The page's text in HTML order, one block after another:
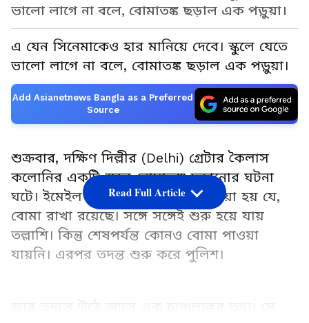
ভালো লাগে না বলে, বোমাতঙ্ক ছড়াল এক পড়ুয়া।
এ যেন সিনেমাকেও হার মানিয়ে দেবে। স্কুলে যেতে
ভালো লাগে না বলে, বোমাতঙ্ক ছড়াল এক পড়ুয়া।
Add Asianetnews Bangla as a Preferred
Source
শুক্রবার, দক্ষিণ দিল্লীর (Delhi) গ্রেটার কৈলাস
কলোনির একটি স্কুলে বোমাতঙ্ক ছড়ানোর ঘটনা
ঘটে। ইমেইল করে ঐ স্কুলে হুমকি দেওয়া হয় যে,
বোমা রাখা রয়েছে। সঙ্গে সঙ্গেই শুরু হয়ে যায়
তল্লাশি। কিন্তু শেষপর্যন্ত কোনও বোমা পাওয়া
যায়নি। এরপর তদন্ত শুরু করে পুলিশ।
Read Full Article